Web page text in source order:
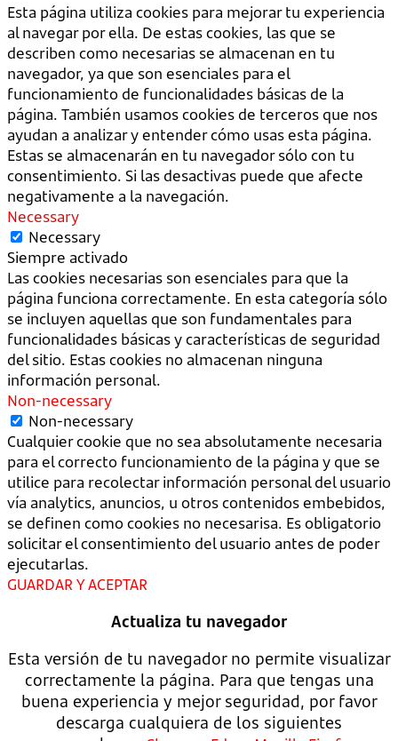
Esta página utiliza cookies para mejorar tu experiencia
al navegar por ella. De estas cookies, las que se
describen como necesarias se almacenan en tu
navegador, ya que son esenciales para el
funcionamiento de funcionalidades básicas de la
página. También usamos cookies de terceros que nos
ayudan a analizar y entender cómo usas esta página.
Estas se almacenarán en tu navegador sólo con tu
consentimiento. Si las desactivas puede que afecte
negativamente a la navegación.
Necessary
Necessary
Siempre activado
Las cookies necesarias son esenciales para que la
página funciona correctamente. En esta categoría sólo
se incluyen aquellas que son fundamentales para
funcionalidades básicas y características de seguridad
del sitio. Estas cookies no almacenan ninguna
información personal.
Non-necessary
Non-necessary
Cualquier cookie que no sea absolutamente necesaria
para el correcto funcionamiento de la página y que se
utilice para recolectar información personal del usuario
vía analytics, anuncios, u otros contenidos embebidos,
se definen como cookies no necesarisa. Es obligatorio
solicitar el consentimiento del usuario antes de poder
ejecutarlas.
GUARDAR Y ACEPTAR
Actualiza tu navegador
Esta versión de tu navegador no permite visualizar
correctamente la página. Para que tengas una
buena experiencia y mejor seguridad, por favor
descarga cualquiera de los siguientes